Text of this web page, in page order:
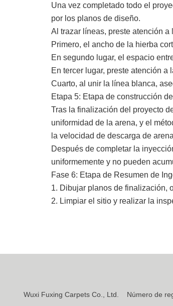
Una vez completado todo el
por los planos de diseño.
Al trazar líneas, preste atención a
Primero, el ancho de la hierba
En segundo lugar, el espacio
En tercer lugar, preste atención a
Cuarto, al unir la línea blanca,
Etapa 5: Etapa de construcción
Tras la finalización del proyecto
uniformidad de la arena, y el
la velocidad de descarga de
Después de completar la
uniformemente y no pueden
Fase 6: Etapa de Resumen de
1. Dibujar planos de finalización,
2. Limpiar el sitio y realizar la
Wuxi Fuxing Carpets Co., Ltd. Número de